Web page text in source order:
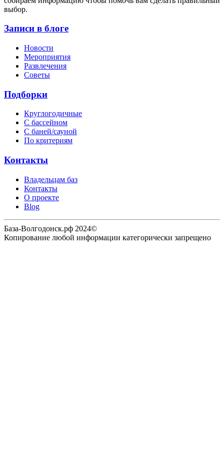
выбор.
Записи в блоге
Новости
Мероприятия
Развлечения
Советы
Подборки
Круглогодичные
С бассейном
С баней/сауной
По критериям
Контакты
Владельцам баз
Контакты
О проекте
Blog
База-Волгодонск.рф 2024©
Копирование любой информации категорически запрещено